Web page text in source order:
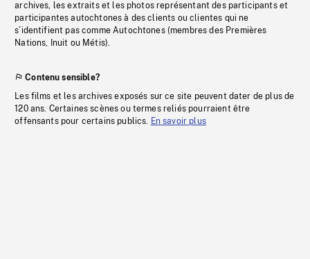
archives, les extraits et les photos représentant des participants et
participantes autochtones à des clients ou clientes qui ne
s’identifient pas comme Autochtones (membres des Premières
Nations, Inuit ou Métis).
Contenu sensible?
Les films et les archives exposés sur ce site peuvent dater de plus de
120 ans. Certaines scènes ou termes reliés pourraient être
offensants pour certains publics. En savoir plus